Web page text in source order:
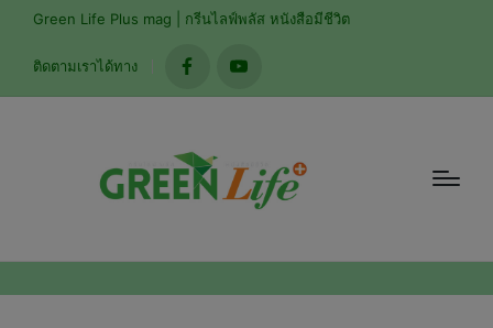
Green Life Plus mag | กรีนไลฟ์พลัส หนังสือมีชีวิต
ติดตามเราได้ทาง
facebookyoutube
modal-check